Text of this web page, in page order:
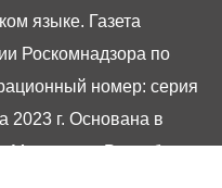
языке. Газета
Роскомнадзора по
номер: серия
2023 г. Основана в
Министров Республики